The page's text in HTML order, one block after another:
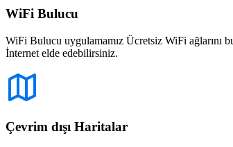
WiFi Bulucu
WiFi Bulucu uygulamamız Ücretsiz WiFi ağlarını
İnternet elde edebilirsiniz.
Çevrim dışı Haritalar